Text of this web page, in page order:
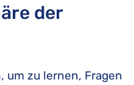
der
um zu lernen, Fragen